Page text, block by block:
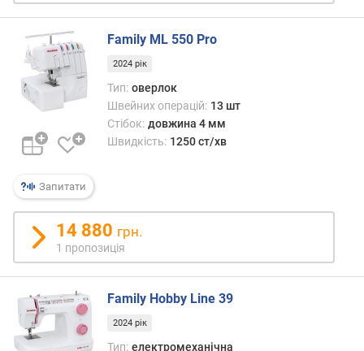
о
о
г
и
х
і
о
р
о
г
и
х
д
о
д
Запитати
Family ML 550 Pro
2024 рік
Тип: оверлок
Швейних операцій: 13 шт
Стібок: довжина 4 мм
Швидкість: 1250 ст/хв
14 880 грн.
1 пропозиція
Family Hobby Line 39
2024 рік
Тип: електромеханічна